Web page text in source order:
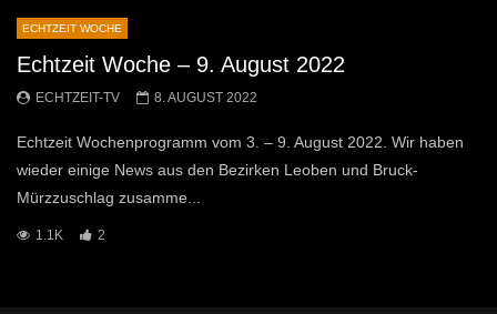
ECHTZEIT WOCHE
Echtzeit Woche – 9. August 2022
ECHTZEIT-TV 8. AUGUST 2022
Echtzeit Wochenprogramm vom 3. – 9. August 2022. Wir haben
wieder einige News aus den Bezirken Leoben und Bruck-
Mürzzuschlag zusamme...
1.1K 2